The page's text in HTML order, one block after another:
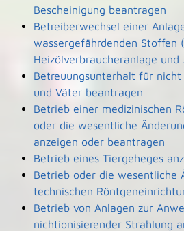
Bescheinigung beantragen
Betreiberwechsel einer
wassergefährdenden Stoffen
Heizölverbraucheranlage und
Betreuungsunterhalt für
und Väter beantragen
Betrieb einer medizinischen
oder die wesentliche
anzeigen oder beantragen
Betrieb eines Tiergeheges
Betrieb oder die wesentliche
technischen
Betrieb von Anlagen zur
nichtionisierender Strahlung